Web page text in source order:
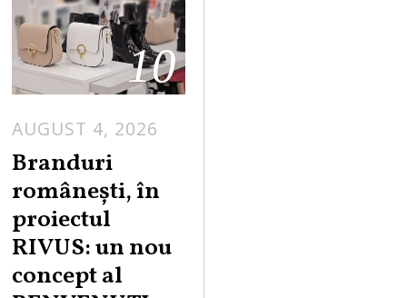
10
AUGUST 4, 2026
Branduri
românești, în
proiectul
RIVUS: un nou
concept al